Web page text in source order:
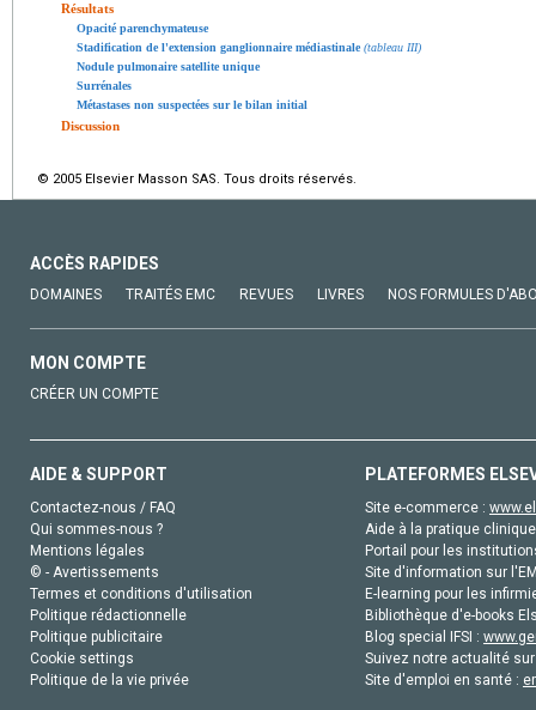
Résultats
Opacité parenchymateuse
Stadification de l'extension ganglionnaire médiastinale(tableau III)
Nodule pulmonaire satellite unique
Surrénales
Métastases non suspectées sur le bilan initial
Discussion
© 2005 Elsevier Masson SAS. Tous droits réservés.
ACCÈS RAPIDES
DOMAINES TRAITÉS EMC REVUES LIVRES NOS FORMULES
MON COMPTE
CRÉER UN COMPTE
AIDE & SUPPORT
Contactez-nous / FAQ
Qui sommes-nous ?
Mentions légales
© - Avertissements
Termes et conditions d'utilisation
Politique rédactionnelle
Politique publicitaire
Cookie settings
Politique de la vie privée
PLATEFORMES
Site e-commerce :
Aide à la pratique
Portail pour les
Site d'information sur
E-learning pour les
Bibliothèque d'e-books
Blog special IFSI :
Suivez notre actualité
Site d'emploi en santé :